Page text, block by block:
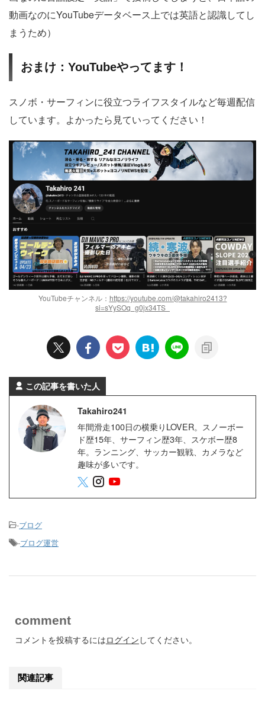
動画なのにYouTubeデータベース上では英語と認識してし
まうため）
おまけ：YouTubeやってます！
スノボ・サーフィンに役立つライフスタイルなど毎週配信
しています。よかったら見ていってください！
YouTubeチャンネル： https://youtube.com/@takahiro2413?
si=sYySOq_g0jx34TS_
この記事を書いた人
Takahiro241
年間滑走100日の横乗りLOVER。スノーボー
ド歴15年、サーフィン歴3年、スケボー歴8
年。ランニング、サッカー観戦、カメラなど
趣味が多いです。
-ブログ
-ブログ運営
comment
コメントを投稿するにはログイン してください。
関連記事